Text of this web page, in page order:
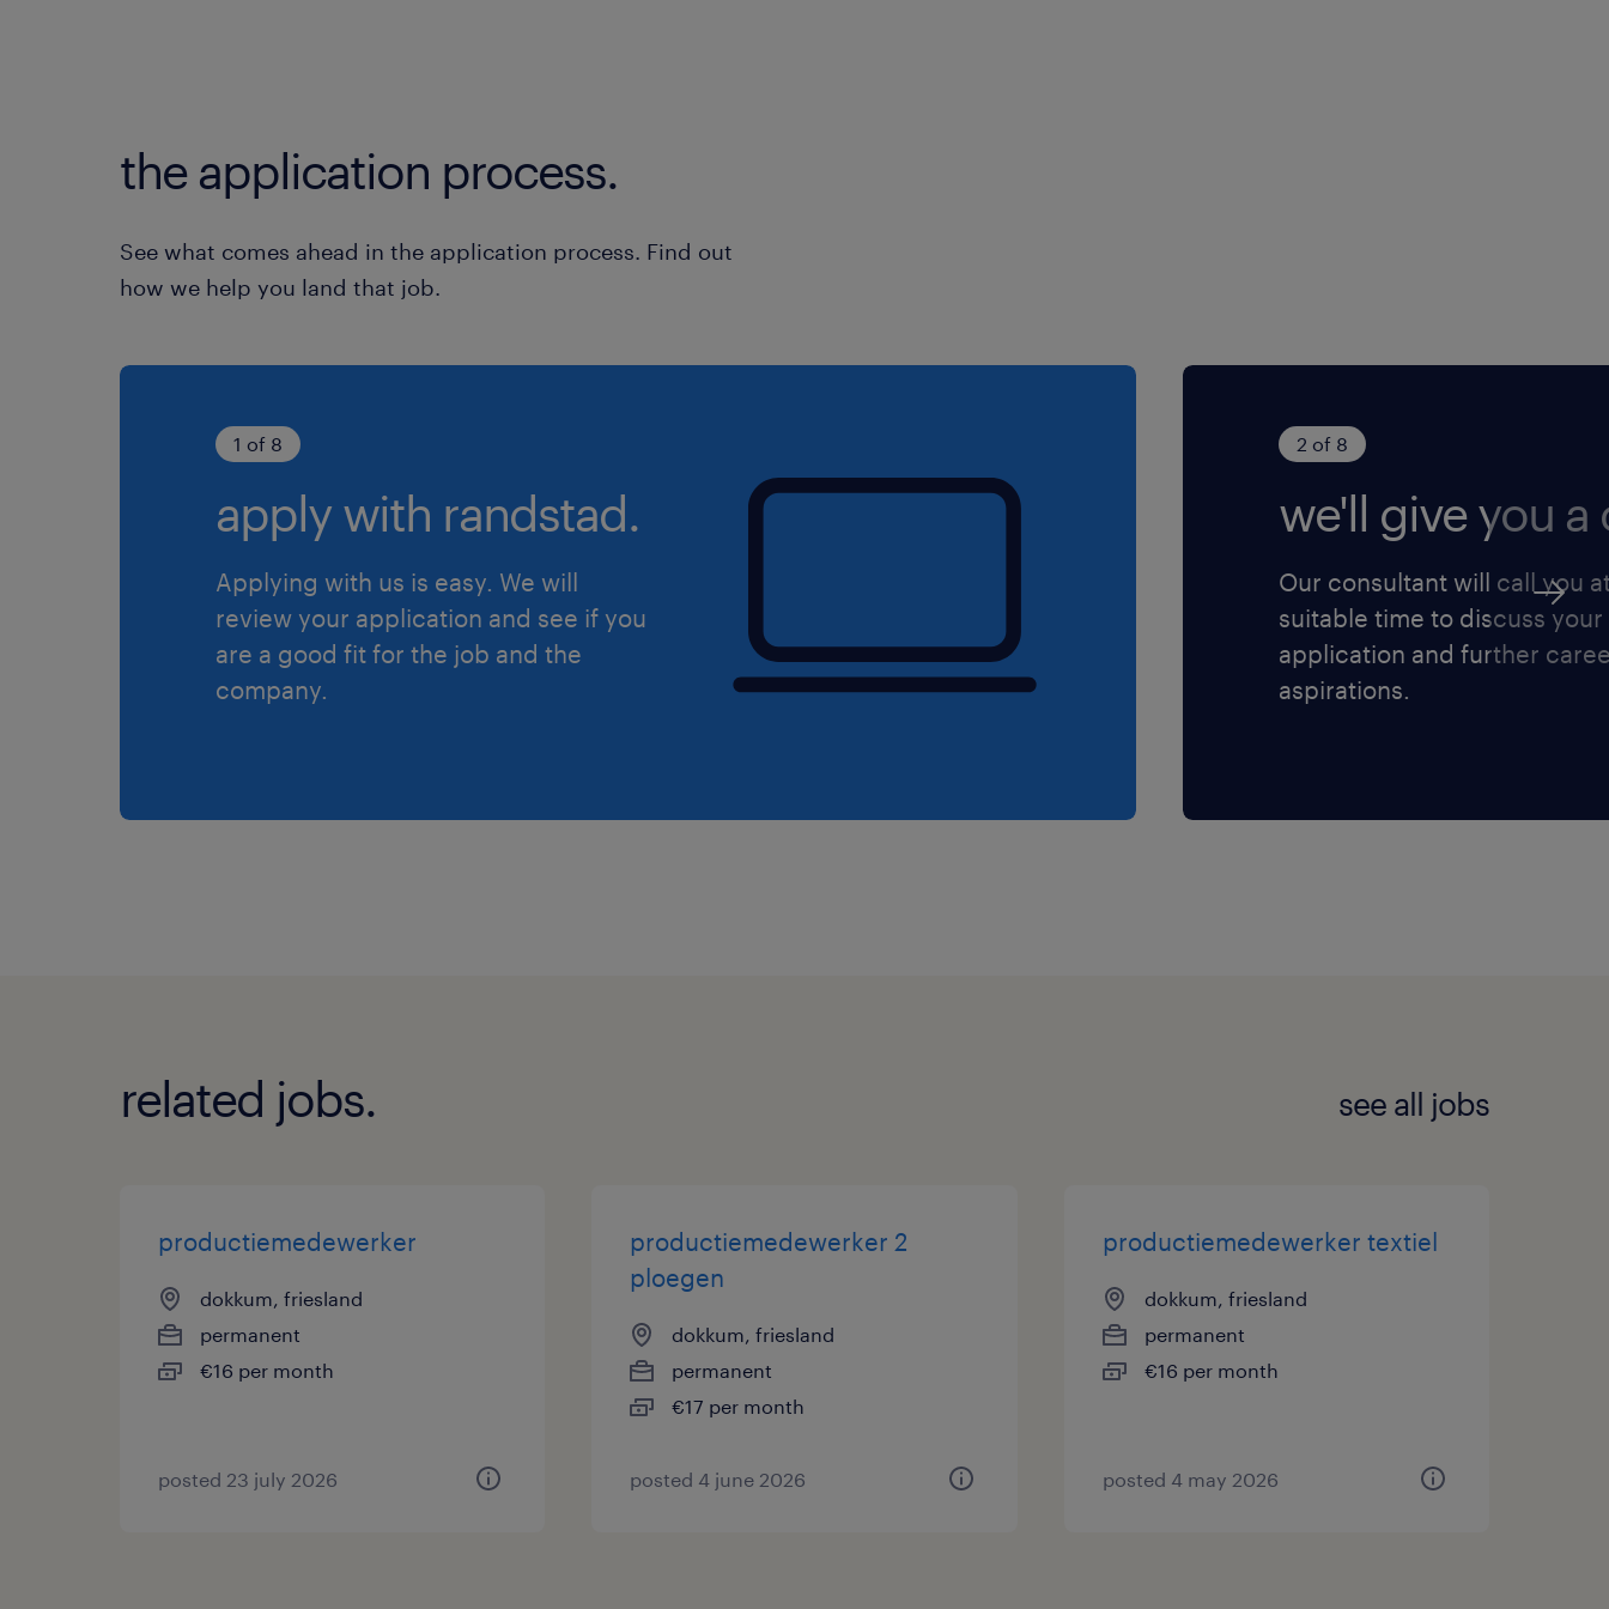
the application process.
See what comes ahead in the application process. Find out
how we help you land that job.
1 of 8
apply with randstad.
Applying with us is easy. We will
review your application and see if you
are a good fit for the job and the
company.
2 of 8
we'll give you a
Our consultant will call you
suitable time to discuss your
application and further
aspirations.
related jobs. see all jobs
productiemedewerker
dokkum, friesland
permanent
€16 per month
posted 23 july 2026
productiemedewerker 2
ploegen
dokkum, friesland
permanent
€17 per month
posted 4 june 2026
productiemedewerker textiel
dokkum, friesland
permanent
€16 per month
posted 4 may 2026